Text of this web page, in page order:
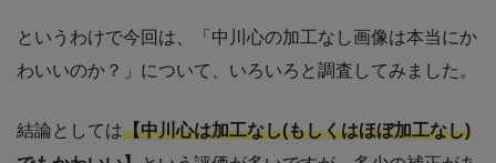
というわけで今回は、「中川心の加工なし画像は本当にか
わいいのか？」について、いろいろと調査してみました。
結論としては【中川心は加工なし(もしくはほぼ加工なし)